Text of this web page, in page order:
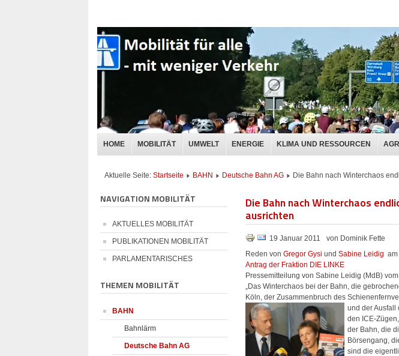
HOME MOBILITÄT UMWELT ENERGIE KLIMA UND RESSOURCEN
Aktuelle Seite: Startseite BAHN Deutsche Bahn AG Die Bahn nach Winterchaos
NAVIGATION MOBILITÄT
AKTUELLES MOBILITÄT
PUBLIKATIONEN MOBILITÄT
PARLAMENTARISCHES
THEMEN MOBILITÄT
BAHN
Bahnlärm
Deutsche Bahn AG
Die Bahn nach Winterchaos
ausrichten
19 Januar 2011
von Dominik Fette
Reden vonGregor Gysi undSabine Leidig am
Antrag der Fraktion DIE LINKE
Pressemitteilung von Sabine Leidig (MdB)
„Das Winterchaos bei der Bahn, die
Köln, der Zusammenbruch des
und der Ausfall
den ICE-
der Bahn, die
Börsengang,
sind die